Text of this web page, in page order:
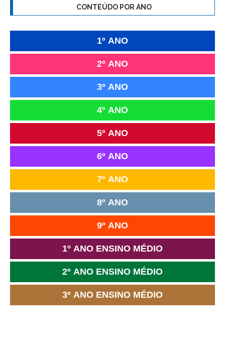
CONTEÚDO POR ANO
1º ANO
2º ANO
3º ANO
4º ANO
5º ANO
6º ANO
7º ANO
8º ANO
9º ANO
1º ANO ENSINO MÉDIO
2º ANO ENSINO MÉDIO
3º ANO ENSINO MÉDIO